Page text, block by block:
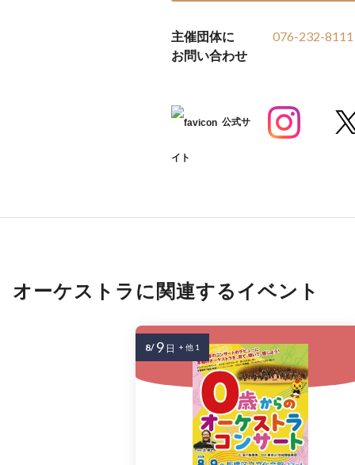
主催団体に
お問い合わせ
076-232-8111
公式サ
イト
オーケストラに関連するイベント
8/ 9 日 + 他 1